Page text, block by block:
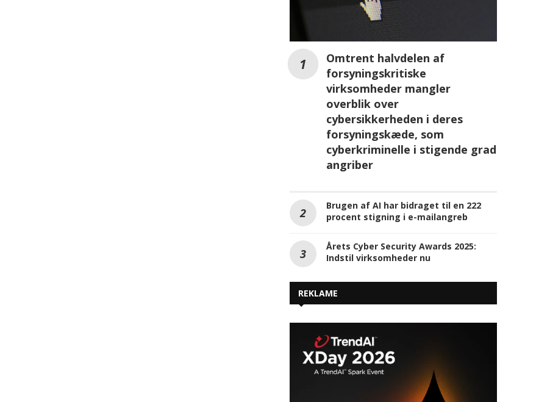
Omtrent halvdelen af
forsyningskritiske
virksomheder mangler
overblik over
cybersikkerheden i deres
forsyningskæde, som
cyberkriminelle i stigende grad
angriber
Brugen af AI har bidraget til en 222
procent stigning i e-mailangreb
Årets Cyber Security Awards 2025:
Indstil virksomheder nu
REKLAME